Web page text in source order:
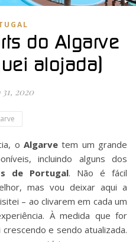
do Algarve
alojada)
2020
o Algarvetem um grande
incluindo alguns dos
de Portugal. Não é fácil
mas vou deixar aqui a
– ao clivarem em cada um
À medida que for
e sendo atualizada.